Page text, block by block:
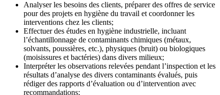
Analyser les besoins des clients, préparer des offres de service
pour des projets en hygiène du travail et coordonner les
interventions chez les clients;
Effectuer des études en hygiène industrielle, incluant
l’échantillonnage de contaminants chimiques (métaux,
solvants, poussières, etc.), physiques (bruit) ou biologiques
(moisissures et bactéries) dans divers milieux;
Interpréter les observations relevées pendant l’inspection et les
résultats d’analyse des divers contaminants évalués, puis
rédiger des rapports d’évaluation ou d’intervention avec
recommandations;